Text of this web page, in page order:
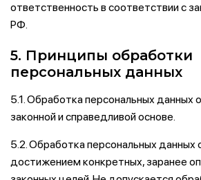
ответственность в соответствии с
РФ.
5. Принципы обработки
персональных данных
5.1. Обработка персональных данных
законной и справедливой основе.
5.2. Обработка персональных данных
достижением конкретных, заранее